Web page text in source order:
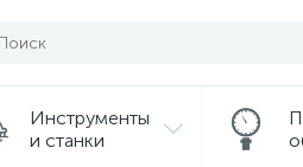
Инструменты
и станки